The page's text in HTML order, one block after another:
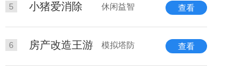
5 小猪爱消除 休闲益智 查看
6 房产改造王游 模拟塔防 查看